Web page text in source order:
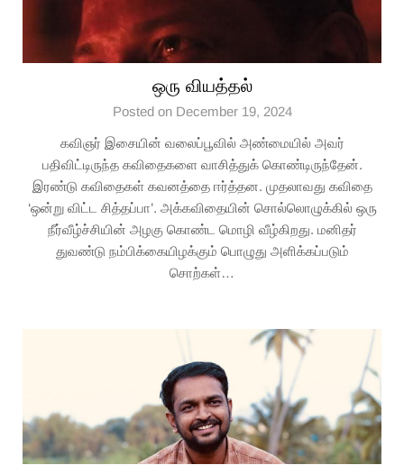
ஒரு வியத்தல்
Posted on December 19, 2024
கவிஞர் இசையின் வலைப்பூவில் அண்மையில் அவர்
பதிவிட்டிருந்த கவிதைகளை வாசித்துக் கொண்டிருந்தேன்.
இரண்டு கவிதைகள் கவனத்தை ஈர்த்தன. முதலாவது கவிதை
‘ஒன்று விட்ட சித்தப்பா’. அக்கவிதையின் சொல்லொழுக்கில் ஒரு
நீர்வீழ்ச்சியின் அழகு கொண்ட மொழி வீழ்கிறது. மனிதர்
துவண்டு நம்பிக்கையிழக்கும் பொழுது அளிக்கப்படும்
சொற்கள்…